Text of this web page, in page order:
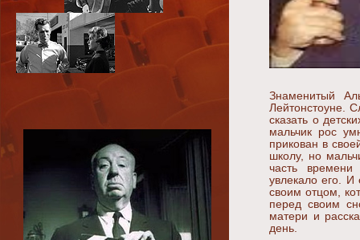
Знаменитый
Лейтонстоуне.
сказать о
мальчик рос
прикован в
школу, но
часть
увлекало его. И
своим отцом,
перед своим
матери и
день.